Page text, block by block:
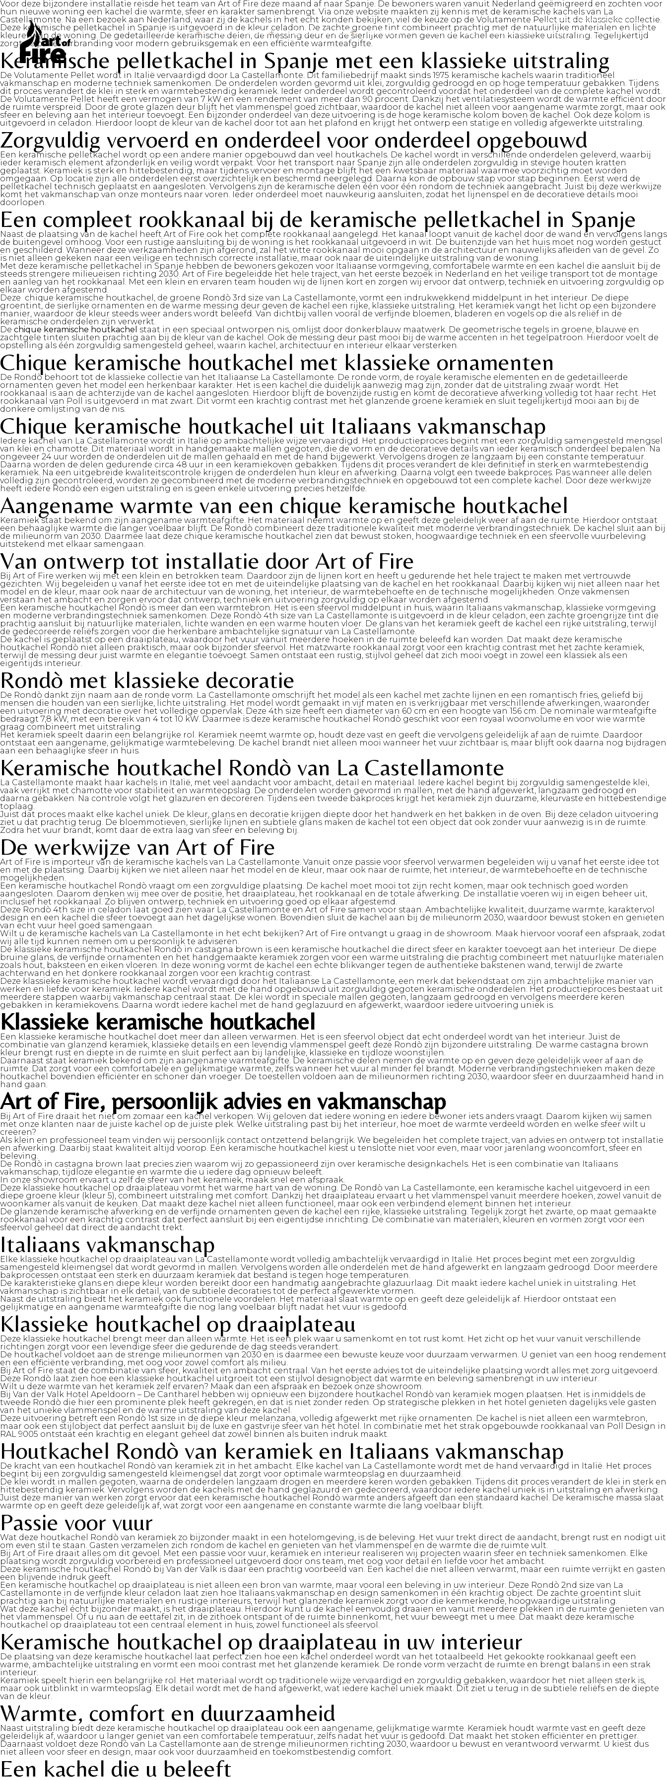
INSPIRATE HOUTKACHELS PELLETKACHELS MAATWERK ROOKKANALEN OVER ONS CONTACT OPNEMEN
Voor deze bijzondere installatie reisde het team van Art of Fire deze maand af naar Spanje. De bewoners waren vanuit Nederland geëmigreerd en zochten voor
hun nieuwe woning een kachel die warmte, sfeer en karakter samenbrengt. Via onze website maakten zij kennis met de keramische kachels van La
Castellamonte. Na een bezoek aan Nederland, waar zij de kachels in het echt konden bekijken, viel de keuze op de Volutamente Pellet uit de klassieke collectie.
Deze keramische pelletkachel in Spanje is uitgevoerd in de kleur celadon. De zachte groene tint combineert prachtig met de natuurlijke materialen en lichte
kleuren van de woning. De gedetailleerde keramische delen, de messing deur en de sierlijke vormen geven de kachel een klassieke uitstraling. Tegelijkertijd
zorgt de pelletverbranding voor modern gebruiksgemak en een efficiënte warmteafgifte.
Keramische pelletkachel in Spanje met een klassieke uitstraling
De Volutamente Pellet wordt in Italië vervaardigd door La Castellamonte. Dit familiebedrijf maakt sinds 1975 keramische kachels waarin traditioneel
vakmanschap en moderne techniek samenkomen. De onderdelen worden gevormd uit klei, zorgvuldig gedroogd en op hoge temperatuur gebakken. Tijdens
dit proces verandert de klei in sterk en warmtebestendig keramiek. Ieder onderdeel wordt gecontroleerd voordat het onderdeel van de complete kachel wordt.
De Volutamente Pellet heeft een vermogen van 7 kW en een rendement van meer dan 90 procent. Dankzij het ventilatiesysteem wordt de warmte efficiënt door
de ruimte verspreid. Door de grote glazen deur blijft het vlammenspel goed zichtbaar, waardoor de kachel niet alleen voor aangename warmte zorgt, maar ook
sfeer en beleving aan het interieur toevoegt. Een bijzonder onderdeel van deze uitvoering is de hoge keramische kolom boven de kachel. Ook deze kolom is
uitgevoerd in celadon. Hierdoor loopt de kleur van de kachel door tot aan het plafond en krijgt het ontwerp een statige en volledig afgewerkte uitstraling.
Zorgvuldig vervoerd en onderdeel voor onderdeel opgebouwd
Een keramische pelletkachel wordt op een andere manier opgebouwd dan veel houtkachels. De kachel wordt in verschillende onderdelen geleverd, waarbij
ieder keramisch element afzonderlijk en veilig wordt verpakt. Voor het transport naar Spanje zijn alle onderdelen zorgvuldig in stevige houten kratten
geplaatst. Keramiek is sterk en hittebestendig, maar tijdens vervoer en montage blijft het een kwetsbaar materiaal waarmee voorzichtig moet worden
omgegaan. Op locatie zijn alle onderdelen eerst overzichtelijk en beschermd neergelegd. Daarna kon de opbouw stap voor stap beginnen. Eerst werd de
pelletkachel technisch geplaatst en aangesloten. Vervolgens zijn de keramische delen één voor één rondom de techniek aangebracht. Juist bij deze werkwijze
komt het vakmanschap van onze monteurs naar voren. Ieder onderdeel moet nauwkeurig aansluiten, zodat het lijnenspel en de decoratieve details mooi
doorlopen.
Een compleet rookkanaal bij de keramische pelletkachel in Spanje
Naast de plaatsing van de kachel heeft Art of Fire ook het complete rookkanaal aangelegd. Het kanaal loopt vanuit de kachel door de wand en vervolgens langs
de buitengevel omhoog. Voor een rustige aansluiting bij de woning is het rookkanaal uitgevoerd in wit. De buitenzijde van het huis moet nog worden gestuct
en geschilderd. Wanneer deze werkzaamheden zijn afgerond, zal het witte rookkanaal mooi opgaan in de architectuur en nauwelijks afleiden van de gevel. Zo
is niet alleen gekeken naar een veilige en technisch correcte installatie, maar ook naar de uiteindelijke uitstraling van de woning.
Met deze keramische pelletkachel in Spanje hebben de bewoners gekozen voor Italiaanse vormgeving, comfortabele warmte en een kachel die aansluit bij de
steeds strengere milieueisen richting 2030. Art of Fire begeleidde het hele traject, van het eerste bezoek in Nederland en het veilige transport tot de montage
en aanleg van het rookkanaal. Met een klein en ervaren team houden wij de lijnen kort en zorgen wij ervoor dat ontwerp, techniek en uitvoering zorgvuldig op
elkaar worden afgestemd.
Deze chique keramische houtkachel, de groene Rondò 3rd size van La Castellamonte, vormt een indrukwekkend middelpunt in het interieur. De diepe
groentint, de sierlijke ornamenten en de warme messing deur geven de kachel een rijke, klassieke uitstraling. Het keramiek vangt het licht op een bijzondere
manier, waardoor de kleur steeds weer anders wordt beleefd. Van dichtbij vallen vooral de verfijnde bloemen, bladeren en vogels op die als reliëf in de
keramische onderdelen zijn verwerkt.
De chique keramische houtkachel staat in een speciaal ontworpen nis, omlijst door donkerblauw maatwerk. De geometrische tegels in groene, blauwe en
zachtgele tinten sluiten prachtig aan bij de kleur van de kachel. Ook de messing deur past mooi bij de warme accenten in het tegelpatroon. Hierdoor voelt de
opstelling als één zorgvuldig samengesteld geheel, waarin kachel, architectuur en interieur elkaar versterken.
Chique keramische houtkachel met klassieke ornamenten
De Rondò behoort tot de klassieke collectie van het Italiaanse La Castellamonte. De ronde vorm, de royale keramische elementen en de gedetailleerde
ornamenten geven het model een herkenbaar karakter. Het is een kachel die duidelijk aanwezig mag zijn, zonder dat de uitstraling zwaar wordt. Het
rookkanaal is aan de achterzijde van de kachel aangesloten. Hierdoor blijft de bovenzijde rustig en komt de decoratieve afwerking volledig tot haar recht. Het
rookkanaal van Poll is uitgevoerd in mat zwart. Dit vormt een krachtig contrast met het glanzende groene keramiek en sluit tegelijkertijd mooi aan bij de
donkere omlijsting van de nis.
Chique keramische houtkachel uit Italiaans vakmanschap
Iedere kachel van La Castellamonte wordt in Italië op ambachtelijke wijze vervaardigd. Het productieproces begint met een zorgvuldig samengesteld mengsel
van klei en chamotte. Dit materiaal wordt in handgemaakte mallen gegoten, die de vorm en de decoratieve details van ieder keramisch onderdeel bepalen. Na
ongeveer 24 uur worden de onderdelen uit de mallen gehaald en met de hand bijgewerkt. Vervolgens drogen ze langzaam bij een constante temperatuur.
Daarna worden de delen gedurende circa 48 uur in een keramiekoven gebakken. Tijdens dit proces verandert de klei definitief in sterk en warmtebestendig
keramiek. Na een uitgebreide kwaliteitscontrole krijgen de onderdelen hun kleur en afwerking. Daarna volgt een tweede bakproces. Pas wanneer alle delen
volledig zijn gecontroleerd, worden ze gecombineerd met de moderne verbrandingstechniek en opgebouwd tot een complete kachel. Door deze werkwijze
heeft iedere Rondò een eigen uitstraling en is geen enkele uitvoering precies hetzelfde.
Aangename warmte van een chique keramische houtkachel
Keramiek staat bekend om zijn aangename warmteafgifte. Het materiaal neemt warmte op en geeft deze geleidelijk weer af aan de ruimte. Hierdoor ontstaat
een behaaglijke warmte die langer voelbaar blijft. De Rondò combineert deze traditionele kwaliteit met moderne verbrandingstechniek. De kachel sluit aan bij
de milieunorm van 2030. Daarmee laat deze chique keramische houtkachel zien dat bewust stoken, hoogwaardige techniek en een sfeervolle vuurbeleving
uitstekend met elkaar samengaan.
Van ontwerp tot installatie door Art of Fire
Bij Art of Fire werken wij met een klein en betrokken team. Daardoor zijn de lijnen kort en heeft u gedurende het hele traject te maken met vertrouwde
gezichten. Wij begeleiden u vanaf het eerste idee tot en met de uiteindelijke plaatsing van de kachel en het rookkanaal. Daarbij kijken wij niet alleen naar het
model en de kleur, maar ook naar de architectuur van de woning, het interieur, de warmtebehoefte en de technische mogelijkheden. Onze vakmensen
verstaan het ambacht en zorgen ervoor dat ontwerp, techniek en uitvoering zorgvuldig op elkaar worden afgestemd.
Een keramische houtkachel Rondò is meer dan een warmtebron. Het is een sfeervol middelpunt in huis, waarin Italiaans vakmanschap, klassieke vormgeving
en moderne verbrandingstechniek samenkomen. Deze Rondò 4th size van La Castellamonte is uitgevoerd in de kleur celadon, een zachte groengrijze tint die
prachtig aansluit bij natuurlijke materialen, lichte wanden en een warme houten vloer. De glans van het keramiek geeft de kachel een rijke uitstraling, terwijl
de gedecoreerde reliëfs zorgen voor die herkenbare ambachtelijke signatuur van La Castellamonte.
De kachel is geplaatst op een draaiplateau, waardoor het vuur vanuit meerdere hoeken in de ruimte beleefd kan worden. Dat maakt deze keramische
houtkachel Rondò niet alleen praktisch, maar ook bijzonder sfeervol. Het matzwarte rookkanaal zorgt voor een krachtig contrast met het zachte keramiek,
terwijl de messing deur juist warmte en elegantie toevoegt. Samen ontstaat een rustig, stijlvol geheel dat zich mooi voegt in zowel een klassiek als een
eigentijds interieur.
Rondò met klassieke decoratie
De Rondò dankt zijn naam aan de ronde vorm. La Castellamonte omschrijft het model als een kachel met zachte lijnen en een romantisch fries, geliefd bij
mensen die houden van een sierlijke, lichte uitstraling. Het model wordt gemaakt in vijf maten en is verkrijgbaar met verschillende afwerkingen, waaronder
een uitvoering met decoratie over het volledige oppervlak. Deze 4th size heeft een diameter van 60 cm en een hoogte van 156 cm. De nominale warmteafgifte
bedraagt 7,8 kW, met een bereik van 4 tot 10 kW. Daarmee is deze keramische houtkachel Rondò geschikt voor een royaal woonvolume en voor wie warmte
graag combineert met uitstraling.
Het keramiek speelt daarin een belangrijke rol. Keramiek neemt warmte op, houdt deze vast en geeft die vervolgens geleidelijk af aan de ruimte. Daardoor
ontstaat een aangename, gelijkmatige warmtebeleving. De kachel brandt niet alleen mooi wanneer het vuur zichtbaar is, maar blijft ook daarna nog bijdragen
aan een behaaglijke sfeer in huis.
Keramische houtkachel Rondò van La Castellamonte
La Castellamonte maakt haar kachels in Italië, met veel aandacht voor ambacht, detail en materiaal. Iedere kachel begint bij zorgvuldig samengestelde klei,
vaak verrijkt met chamotte voor stabiliteit en warmteopslag. De onderdelen worden gevormd in mallen, met de hand afgewerkt, langzaam gedroogd en
daarna gebakken. Na controle volgt het glazuren en decoreren. Tijdens een tweede bakproces krijgt het keramiek zijn duurzame, kleurvaste en hittebestendige
toplaag.
Juist dat proces maakt elke kachel uniek. De kleur, glans en decoratie krijgen diepte door het handwerk en het bakken in de oven. Bij deze celadon uitvoering
ziet u dat prachtig terug. De bloemmotieven, sierlijke lijnen en subtiele glans maken de kachel tot een object dat ook zonder vuur aanwezig is in de ruimte.
Zodra het vuur brandt, komt daar de extra laag van sfeer en beleving bij.
De werkwijze van Art of Fire
Art of Fire is importeur van de keramische kachels van La Castellamonte. Vanuit onze passie voor sfeervol verwarmen begeleiden wij u vanaf het eerste idee tot
en met de plaatsing. Daarbij kijken we niet alleen naar het model en de kleur, maar ook naar de ruimte, het interieur, de warmtebehoefte en de technische
mogelijkheden.
Een keramische houtkachel Rondò vraagt om een zorgvuldige plaatsing. De kachel moet mooi tot zijn recht komen, maar ook technisch goed worden
aangesloten. Daarom denken wij mee over de positie, het draaiplateau, het rookkanaal en de totale afwerking. De installatie voeren wij in eigen beheer uit,
inclusief het rookkanaal. Zo blijven ontwerp, techniek en uitvoering goed op elkaar afgestemd.
Deze Rondò 4th size in celadon laat goed zien waar La Castellamonte en Art of Fire samen voor staan. Ambachtelijke kwaliteit, duurzame warmte, karaktervol
design en een kachel die sfeer toevoegt aan het dagelijkse wonen. Bovendien sluit de kachel aan bij de milieunorm 2030, waardoor bewust stoken en genieten
van echt vuur heel goed samengaan.
Wilt u de keramische kachels van La Castellamonte in het echt bekijken? Art of Fire ontvangt u graag in de showroom. Maak hiervoor vooraf een afspraak, zodat
wij alle tijd kunnen nemen om u persoonlijk te adviseren.
De klassieke keramische houtkachel Rondò in castagna brown is een keramische houtkachel die direct sfeer en karakter toevoegt aan het interieur. De diepe
bruine glans, de verfijnde ornamenten en het handgemaakte keramiek zorgen voor een warme uitstraling die prachtig combineert met natuurlijke materialen
zoals hout, baksteen en eiken vloeren. In deze woning vormt de kachel een echte blikvanger tegen de authentieke bakstenen wand, terwijl de zwarte
achterwand en het donkere rookkanaal zorgen voor een krachtig contrast.
Deze klassieke keramische houtkachel wordt vervaardigd door het Italiaanse La Castellamonte, een merk dat bekendstaat om zijn ambachtelijke manier van
werken en liefde voor keramiek. Iedere kachel wordt met de hand opgebouwd uit zorgvuldig gegoten keramische onderdelen. Het productieproces bestaat uit
meerdere stappen waarbij vakmanschap centraal staat. De klei wordt in speciale mallen gegoten, langzaam gedroogd en vervolgens meerdere keren
gebakken in keramiekovens. Daarna wordt iedere kachel met de hand geglazuurd en afgewerkt, waardoor iedere uitvoering uniek is.
Klassieke keramische houtkachel
Een klassieke keramische houtkachel doet meer dan alleen verwarmen. Het is een sfeervol object dat echt onderdeel wordt van het interieur. Juist de
combinatie van glanzend keramiek, klassieke details en een levendig vlammenspel geeft deze Rondò zijn bijzondere uitstraling. De warme castagna brown
kleur brengt rust en diepte in de ruimte en sluit perfect aan bij landelijke, klassieke en tijdloze woonstijlen.
Daarnaast staat keramiek bekend om zijn aangename warmteafgifte. De keramische delen nemen de warmte op en geven deze geleidelijk weer af aan de
ruimte. Dat zorgt voor een comfortabele en gelijkmatige warmte, zelfs wanneer het vuur al minder fel brandt. Moderne verbrandingstechnieken maken deze
houtkachel bovendien efficiënter en schoner dan vroeger. De toestellen voldoen aan de milieunormen richting 2030, waardoor sfeer en duurzaamheid hand in
hand gaan.
Art of Fire, persoonlijk advies en vakmanschap
Bij Art of Fire draait het niet om zomaar een kachel verkopen. Wij geloven dat iedere woning en iedere bewoner iets anders vraagt. Daarom kijken wij samen
met onze klanten naar de juiste kachel op de juiste plek. Welke uitstraling past bij het interieur, hoe moet de warmte verdeeld worden en welke sfeer wilt u
creëren?
Als klein en professioneel team vinden wij persoonlijk contact ontzettend belangrijk. We begeleiden het complete traject, van advies en ontwerp tot installatie
en afwerking. Daarbij staat kwaliteit altijd voorop. Een keramische houtkachel kiest u tenslotte niet voor even, maar voor jarenlang wooncomfort, sfeer en
beleving.
De Rondò in castagna brown laat precies zien waarom wij zo gepassioneerd zijn over keramische designkachels. Het is een combinatie van Italiaans
vakmanschap, tijdloze elegantie en warmte die u iedere dag opnieuw beleeft.
In onze showroom ervaart u zelf de sfeer van het keramiek, maak snel een afspraak.
Deze klassieke houtkachel op draaiplateau vormt het warme hart van de woning. De Rondò van La Castellamonte, een keramische kachel uitgevoerd in een
diepe groene kleur (kleur 5), combineert uitstraling met comfort. Dankzij het draaiplateau ervaart u het vlammenspel vanuit meerdere hoeken, zowel vanuit de
woonkamer als vanuit de keuken. Dat maakt deze kachel niet alleen functioneel, maar ook een verbindend element binnen het interieur.
De glanzende keramische afwerking en de verfijnde ornamenten geven de kachel een rijke, klassieke uitstraling. Tegelijk zorgt het zwarte, op maat gemaakte
rookkanaal voor een krachtig contrast dat perfect aansluit bij een eigentijdse inrichting. De combinatie van materialen, kleuren en vormen zorgt voor een
sfeervol geheel dat direct de aandacht trekt.
Italiaans vakmanschap
Elke klassieke houtkachel op draaiplateau van La Castellamonte wordt volledig ambachtelijk vervaardigd in Italië. Het proces begint met een zorgvuldig
samengesteld kleimengsel dat wordt gevormd in mallen. Vervolgens worden alle onderdelen met de hand afgewerkt en langzaam gedroogd. Door meerdere
bakprocessen ontstaat een sterk en duurzaam keramiek dat bestand is tegen hoge temperaturen.
De karakteristieke glans en diepe kleur worden bereikt door een handmatig aangebrachte glazuurlaag. Dit maakt iedere kachel uniek in uitstraling. Het
vakmanschap is zichtbaar in elk detail, van de subtiele decoraties tot de perfect afgewerkte vormen.
Naast de uitstraling biedt het keramiek ook functionele voordelen. Het materiaal slaat warmte op en geeft deze geleidelijk af. Hierdoor ontstaat een
gelijkmatige en aangename warmteafgifte die nog lang voelbaar blijft nadat het vuur is gedoofd.
Klassieke houtkachel op draaiplateau
Deze klassieke houtkachel brengt meer dan alleen warmte. Het is een plek waar u samenkomt en tot rust komt. Het zicht op het vuur vanuit verschillende
richtingen zorgt voor een levendige sfeer die gedurende de dag steeds verandert.
De houtkachel voldoet aan de strenge milieunormen van 2030 en is daarmee een bewuste keuze voor duurzaam verwarmen. U geniet van een hoog rendement
en een efficiënte verbranding, met oog voor zowel comfort als milieu.
Bij Art of Fire staat de combinatie van sfeer, kwaliteit en ambacht centraal. Van het eerste advies tot de uiteindelijke plaatsing wordt alles met zorg uitgevoerd.
Deze Rondò laat zien hoe een klassieke houtkachel uitgroeit tot een stijlvol designobject dat warmte en beleving samenbrengt in uw interieur.
Wilt u deze warmte van het keramiek zelf ervaren? Maak dan een afspraak en bezoek onze showroom.
Bij Van der Valk Hotel Apeldoorn – De Cantharel hebben wij opnieuw een bijzondere houtkachel Rondò van keramiek mogen plaatsen. Het is inmiddels de
tweede Rondò die hier een prominente plek heeft gekregen, en dat is niet zonder reden. Op strategische plekken in het hotel genieten dagelijks vele gasten
van het unieke vlammenspel en de warme uitstraling van deze kachel.
Deze uitvoering betreft een Rondò 1st size in de diepe kleur melanzana, volledig afgewerkt met rijke ornamenten. De kachel is niet alleen een warmtebron,
maar ook een stijlobject dat perfect aansluit bij de luxe en gastvrije sfeer van het hotel. In combinatie met het strak opgebouwde rookkanaal van Poll Design in
RAL 9005 ontstaat een krachtig en elegant geheel dat zowel binnen als buiten indruk maakt.
Houtkachel Rondò van keramiek en Italiaans vakmanschap
De kracht van een houtkachel Rondò van keramiek zit in het ambacht. Elke kachel van La Castellamonte wordt met de hand vervaardigd in Italië. Het proces
begint bij een zorgvuldig samengesteld kleimengsel dat zorgt voor optimale warmteopslag en duurzaamheid.
De klei wordt in mallen gegoten, waarna de onderdelen langzaam drogen en meerdere keren worden gebakken. Tijdens dit proces verandert de klei in sterk en
hittebestendig keramiek. Vervolgens worden de kachels met de hand geglazuurd en gedecoreerd, waardoor iedere kachel uniek is in uitstraling en afwerking.
Juist deze manier van werken zorgt ervoor dat een keramische houtkachel Rondò warmte anders afgeeft dan een standaard kachel. De keramische massa slaat
warmte op en geeft deze geleidelijk af, wat zorgt voor een aangename en constante warmte die lang voelbaar blijft.
Passie voor vuur
Wat deze houtkachel Rondò van keramiek zo bijzonder maakt in een hotelomgeving, is de beleving. Het vuur trekt direct de aandacht, brengt rust en nodigt uit
om even stil te staan. Gasten verzamelen zich rondom de kachel en genieten van het vlammenspel en de warmte die de ruimte vult.
Bij Art of Fire draait alles om dit gevoel. Met een passie voor vuur, keramiek en interieur realiseren wij projecten waarin sfeer en techniek samenkomen. Elke
plaatsing wordt zorgvuldig voorbereid en professioneel uitgevoerd door ons team, met oog voor detail en liefde voor het ambacht.
Deze keramische houtkachel Rondò bij Van der Valk is daar een prachtig voorbeeld van. Een kachel die niet alleen verwarmt, maar een ruimte verrijkt en gasten
een blijvende indruk geeft.
Een keramische houtkachel op draaiplateau is niet alleen een bron van warmte, maar vooral een beleving in uw interieur. Deze Rondò 2nd size van La
Castellamonte in de verfijnde kleur celadon laat zien hoe Italiaans vakmanschap en design samenkomen in één krachtig object. De zachte groentint sluit
prachtig aan bij natuurlijke materialen en rustige interieurs, terwijl het glanzende keramiek zorgt voor die kenmerkende, hoogwaardige uitstraling.
Wat deze kachel écht bijzonder maakt, is het draaiplateau. Hierdoor kunt u de kachel eenvoudig draaien en vanuit meerdere plekken in de ruimte genieten van
het vlammenspel. Of u nu aan de eettafel zit, in de zithoek ontspant of de ruimte binnenkomt, het vuur beweegt met u mee. Dat maakt deze keramische
houtkachel op draaiplateau tot een centraal element in huis, zowel functioneel als sfeervol.
Keramische houtkachel op draaiplateau in uw interieur
De plaatsing van deze keramische houtkachel laat perfect zien hoe een kachel onderdeel wordt van het totaalbeeld. Het gekookte rookkanaal geeft een
warme, ambachtelijke uitstraling en vormt een mooi contrast met het glanzende keramiek. De ronde vorm verzacht de ruimte en brengt balans in een strak
interieur.
Keramiek speelt hierin een belangrijke rol. Het materiaal wordt op traditionele wijze vervaardigd en zorgvuldig gebakken, waardoor het niet alleen sterk is,
maar ook uitblinkt in warmteopslag. Elk detail wordt met de hand afgewerkt, wat iedere kachel uniek maakt. Dit ziet u terug in de subtiele reliëfs en de diepte
van de kleur.
Warmte, comfort en duurzaamheid
Naast uitstraling biedt deze keramische houtkachel op draaiplateau ook een aangename, gelijkmatige warmte. Keramiek houdt warmte vast en geeft deze
geleidelijk af, waardoor u langer geniet van een comfortabele temperatuur, zelfs nadat het vuur is gedoofd. Dat maakt het stoken efficiënter en prettiger.
Daarnaast voldoet deze Rondò van La Castellamonte aan de strenge milieunormen richting 2030, waardoor u bewust en verantwoord verwarmt. U kiest dus
niet alleen voor sfeer en design, maar ook voor duurzaamheid en toekomstbestendig comfort.
Een kachel die u beleeft